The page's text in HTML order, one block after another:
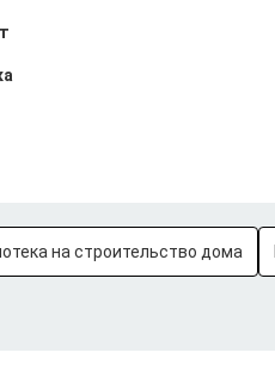
на строительство дома